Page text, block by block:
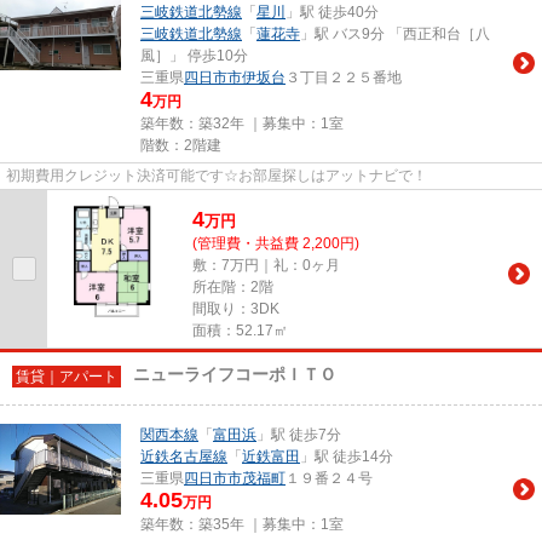
三岐鉄道北勢線 「 星川
」駅 徒歩40分
三岐鉄道北勢線 「 蓮花寺 」駅 バス9分 「西正和台［八
風］」 停歩10分
三重県四日市市伊坂台 ３丁目２２５番地
4万円
築年数：築32年 ｜募集中： 1室
階数：2階建
初期費用クレジット決済可能です☆お部屋探しはアットナビで！
4万円
(管理費・共益費 2,200円)
敷：7万円｜礼：0ヶ月
所在階：2階
間取り：3DK
面積：52.17㎡
賃貸｜アパート ニューライフコーポＩＴＯ
関西本線 「 富田浜 」駅 徒歩7分
近鉄名古屋線 「 近鉄富田 」駅 徒歩14分
三重県四日市市茂福町 １９番２４号
4.05万円
築年数：築35年 ｜募集中： 1室